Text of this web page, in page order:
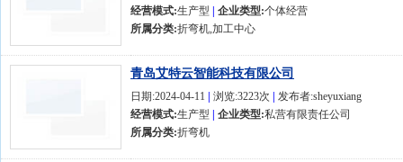
经营模式:生产型 企业类型:个体经营
所属分类:折弯机,加工中心
青岛艾特云智能科技有限公司
日期:2024-04-11 浏览:3223次
发布者:sheyuxiang
经营模式:生产型 企业类型:私营有限责任公司
所属分类:折弯机